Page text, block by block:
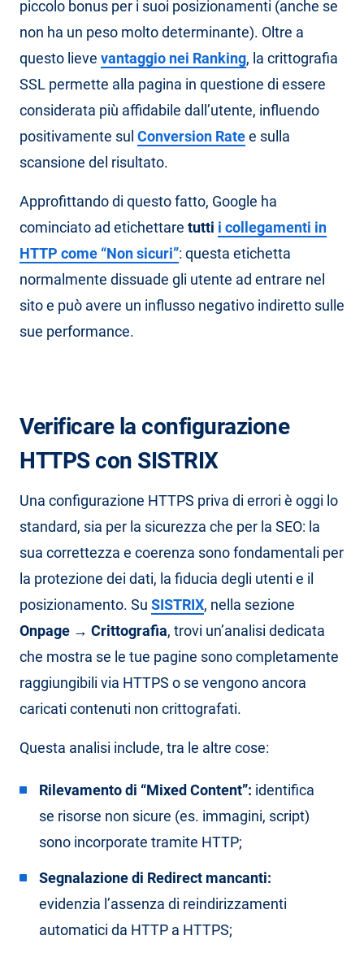
piccolo bonus per i suoi posizionamenti (anche se
non ha un peso molto determinante). Oltre a
questo lieve vantaggio nei Ranking, la crittografia
SSL permette alla pagina in questione di essere
considerata più affidabile dall’utente, influendo
positivamente sul Conversion Ratee sulla
scansione del risultato.
Approfittando di questo fatto, Google ha
cominciato ad etichettare tutti i collegamenti in
HTTP come “Non sicuri”: questa etichetta
normalmente dissuade gli utente ad entrare nel
sito e può avere un influsso negativo indiretto sulle
sue performance.
Verificare la configurazione
HTTPS con SISTRIX
Una configurazione HTTPS priva di errori è oggi lo
standard, sia per la sicurezza che per la SEO: la
sua correttezza e coerenza sono fondamentali per
la protezione dei dati, la fiducia degli utenti e il
posizionamento. Su SISTRIX, nella sezione
Onpage → Crittografia, trovi un’analisi dedicata
che mostra se le tue pagine sono completamente
raggiungibili via HTTPS o se vengono ancora
caricati contenuti non crittografati.
Questa analisi include, tra le altre cose:
Rilevamento di “Mixed Content”: identifica
se risorse non sicure (es. immagini, script)
sono incorporate tramite HTTP;
Segnalazione di Redirect mancanti:
evidenzia l’assenza di reindirizzamenti
automatici da HTTP a HTTPS;